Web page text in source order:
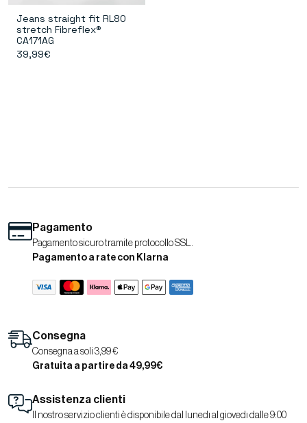
Jeans straight fit RL80
stretch Fibreflex®
CA171AG
39,99€
Pagamento
Pagamento sicuro tramite protocollo SSL.
Pagamento a rate con Klarna
Consegna
Consegna a soli 3,99 €
Gratuita a partire da 49,99€
Assistenza clienti
Il nostro servizio clienti è disponibile dal lunedì al giovedì dalle 9:00